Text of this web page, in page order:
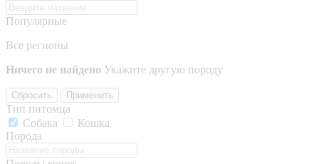
Популярные
Все регионы
Ничего не найдено Укажите другую породу
Сбросить Применить
Тип питомца
Собака
Кошка
Порода